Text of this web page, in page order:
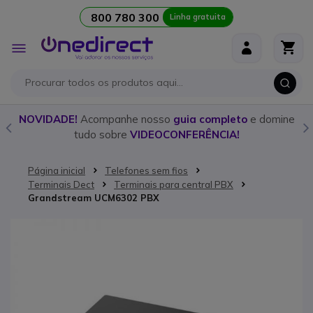
800 780 300 Linha gratuita
Alternar
Nav
NOVIDADE! Acompanhe nosso guia completoe domine
tudo sobre VIDEOCONFERÊNCIA!
Página inicial
Telefones sem fios
Terminais Dect
Terminais para central PBX
Grandstream UCM6302 PBX